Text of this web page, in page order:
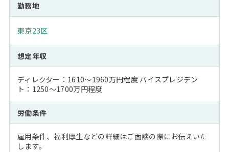
勤務地
東京23区
想定年収
ディレクター：1610～1960万円程度 バイスプレジデン
ト：1250～1700万円程度
労働条件
雇用条件、福利厚生などの詳細はご面談の際にお伝えいた
します。